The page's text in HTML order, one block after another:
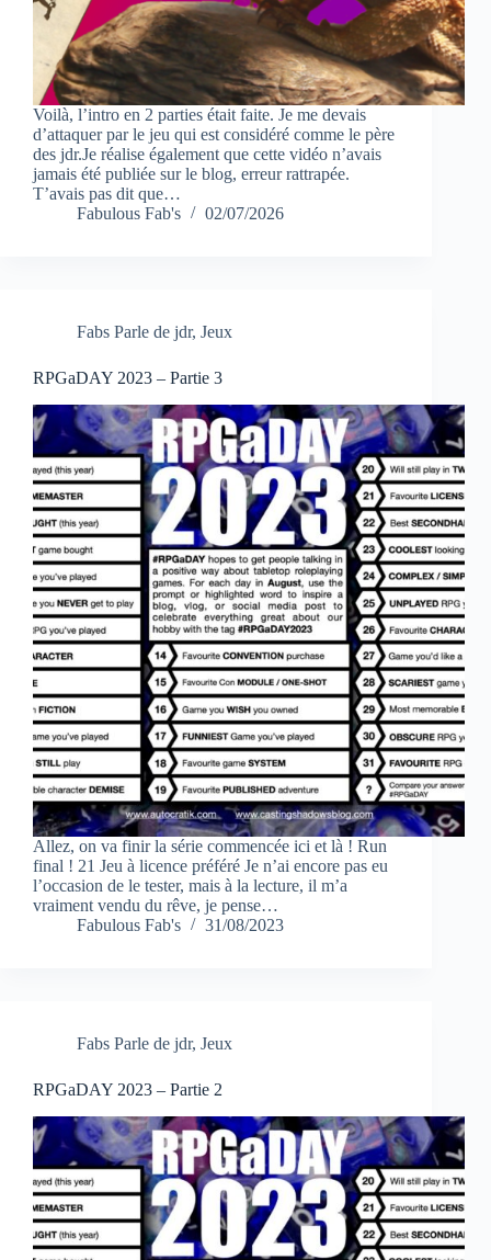
Voilà, l’intro en 2 parties était faite. Je me devais
d’attaquer par le jeu qui est considéré comme le père
des jdr.Je réalise également que cette vidéo n’avais
jamais été publiée sur le blog, erreur rattrapée.
T’avais pas dit que…
Fabulous Fab's
02/07/2026
Fabs Parle de jdr, Jeux
RPGaDAY 2023 – Partie 3
Allez, on va finir la série commencée ici et là ! Run
final ! 21 Jeu à licence préféré Je n’ai encore pas eu
l’occasion de le tester, mais à la lecture, il m’a
vraiment vendu du rêve, je pense…
Fabulous Fab's
31/08/2023
Fabs Parle de jdr, Jeux
RPGaDAY 2023 – Partie 2